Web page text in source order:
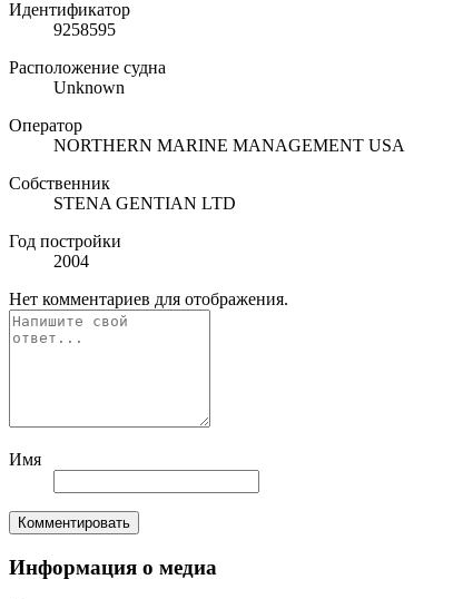
Идентификатор
9258595
Расположение судна
Unknown
Оператор
NORTHERN MARINE MANAGEMENT USA
Собственник
STENA GENTIAN LTD
Год постройки
2004
Нет комментариев для отображения.
Имя
Комментировать
Информация о медиа